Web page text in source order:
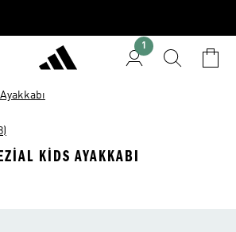
1
Ayakkabı
KIDS AYAKKABI